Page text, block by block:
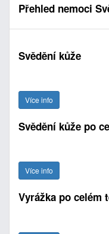
Přehled nemoci
Svědění kůže
Více info
Svědění kůže po
Více info
Vyrážka po celém